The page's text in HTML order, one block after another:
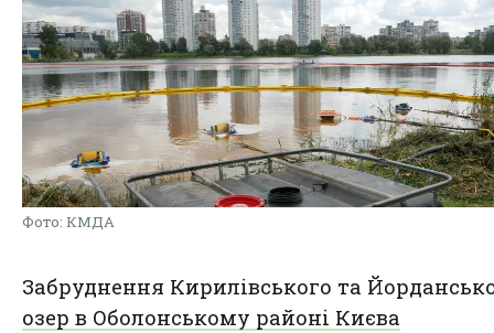
Фото: КМДА
Забруднення Кирилівського та
озер в Оболонському районі Києва